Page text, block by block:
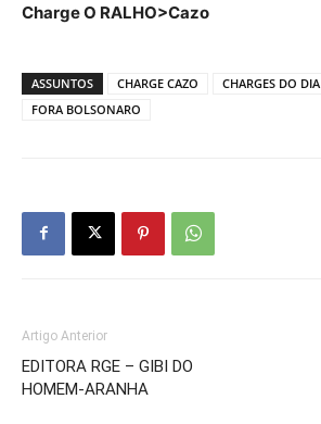
Charge O RALHO>Cazo
ASSUNTOS CHARGE CAZO
CHARGES DO DIA
FORA BOLSONARO
Artigo Anterior
EDITORA RGE – GIBI DO
HOMEM-ARANHA